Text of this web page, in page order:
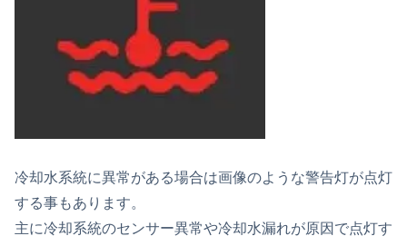
冷却水系統に異常がある場合は画像のような警告灯が点灯
する事もあります。
主に冷却系統のセンサー異常や冷却水漏れが原因で点灯す